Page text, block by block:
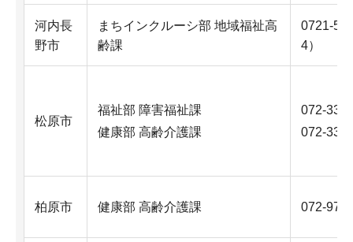
河内長
野市
まちインクルーシ部 地域福祉高
齢課
0721-
4）
松原市
福祉部 障害福祉課
健康部 高齢介護課
072-
072-
柏原市 健康部 高齢介護課 072-